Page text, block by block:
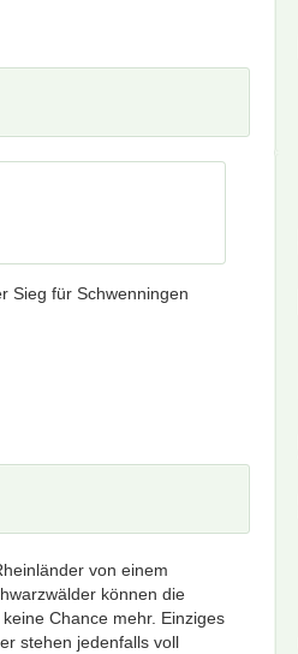
Sieg für Schwenningen
von einem
können die
Chance mehr. Einziges
stehen jedenfalls voll